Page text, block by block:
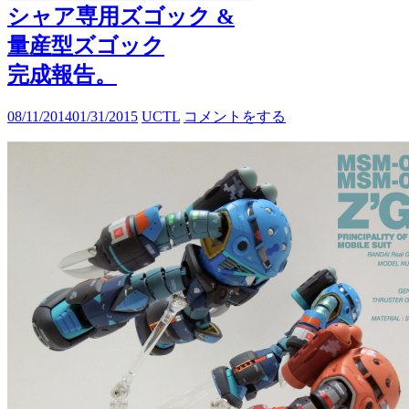
シャア専用ズゴック &
量産型ズゴック
完成報告。
08/11/201401/31/2015 UCTL コメントをする